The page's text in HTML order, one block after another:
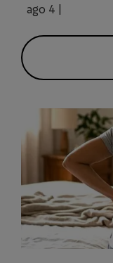
ago 4 |